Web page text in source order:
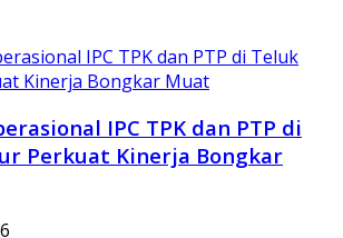
IPC TPK dan PTP di
Perkuat Kinerja Bongkar